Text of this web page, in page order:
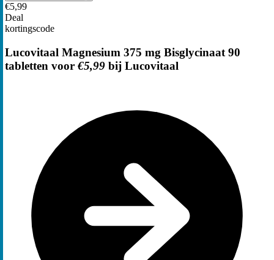
€5,99
Deal
kortingscode
Lucovitaal Magnesium 375 mg Bisglycinaat 90
tabletten voor €5,99 bij Lucovitaal